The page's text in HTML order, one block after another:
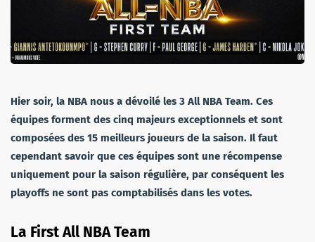
Hier soir, la NBA nous a dévoilé les 3 All NBA Team. Ces
équipes forment des cinq majeurs exceptionnels et sont
composées des 15 meilleurs joueurs de la saison. Il faut
cependant savoir que ces équipes sont une récompense
uniquement pour la saison régulière, par conséquent les
playoffs ne sont pas comptabilisés dans les votes.
La First All NBA Team